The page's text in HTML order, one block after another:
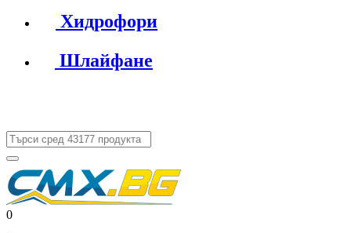
Хидрофори
Шлайфане
0